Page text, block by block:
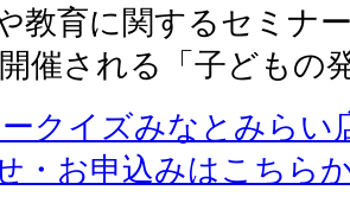
教育に関するセミナ
催される「子どもの
クイズみなとみらい
・お申込みはこちら